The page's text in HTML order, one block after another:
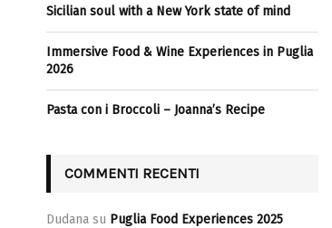
Sicilian soul with a New York state of mind
Immersive Food & Wine Experiences in Puglia
2026
Pasta con i Broccoli – Joanna’s Recipe
COMMENTI RECENTI
Dudana su Puglia Food Experiences 2025